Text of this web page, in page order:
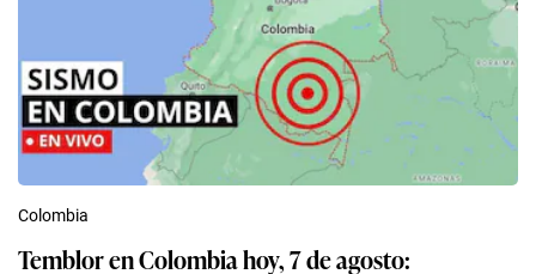
Colombia
Temblor en Colombia hoy, 7 de agosto: